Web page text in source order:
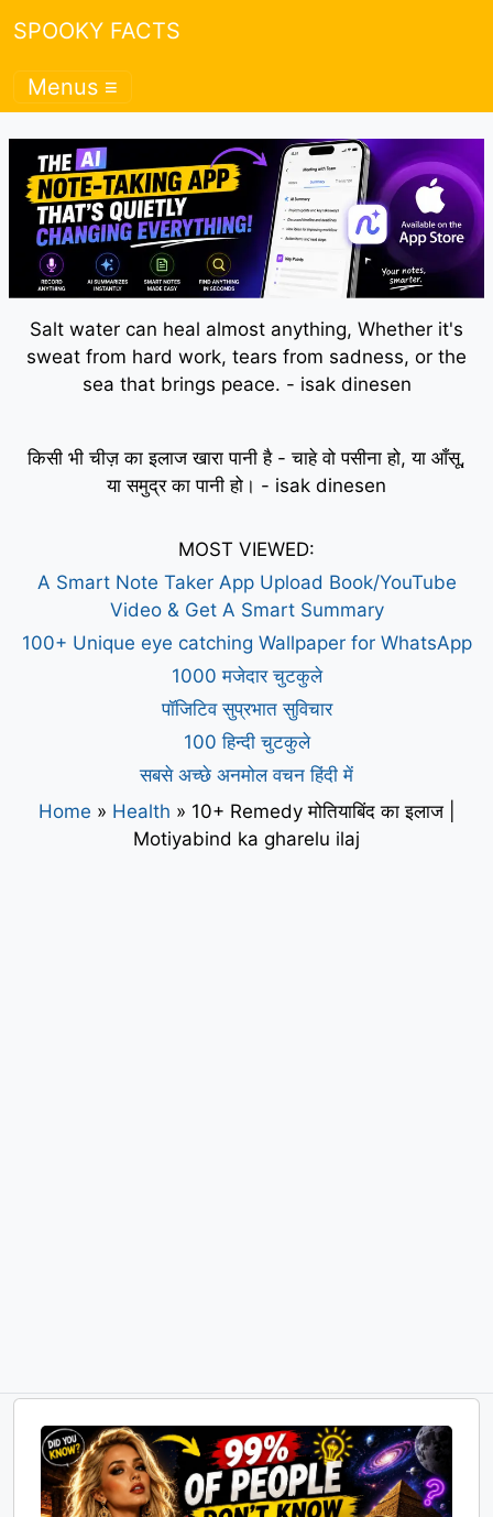
SPOOKY FACTS
Menus ≡
Salt water can heal almost anything, Whether it's
sweat from hard work, tears from sadness, or the
sea that brings peace. - isak dinesen
किसी भी चीज़ का इलाज खारा पानी है - चाहे वो पसीना हो, या आँसू,
या समुद्र का पानी हो। - isak dinesen
MOST VIEWED:
A Smart Note Taker App Upload Book/YouTube
Video & Get A Smart Summary
100+ Unique eye catching Wallpaper for WhatsApp
1000 मजेदार चुटकुले
पॉजिटिव सुप्रभात सुविचार
100 हिन्दी चुटकुले
सबसे अच्छे अनमोल वचन हिंदी में
Home » Health » 10+ Remedy मोतियाबिंद का इलाज |
Motiyabind ka gharelu ilaj